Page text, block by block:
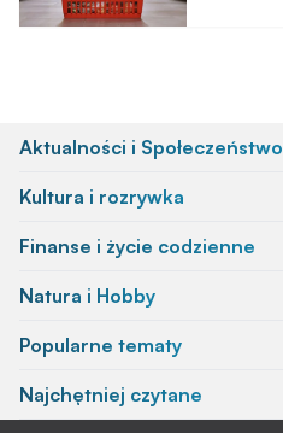
Aktualności i Społeczeństwo
Kultura i rozrywka
Finanse i życie codzienne
Natura i Hobby
Popularne tematy
Najchętniej czytane